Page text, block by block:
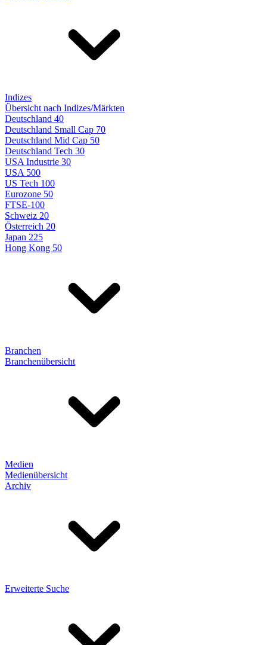
Indizes
Übersicht nach Indizes/Märkten
Deutschland 40
Deutschland Small Cap 70
Deutschland Mid Cap 50
Deutschland Tech 30
USA Industrie 30
USA 500
US Tech 100
Eurozone 50
FTSE-100
Schweiz 20
Österreich 20
Japan 225
Hong Kong 50
Branchen
Branchenübersicht
Medien
Medienübersicht
Archiv
Erweiterte Suche